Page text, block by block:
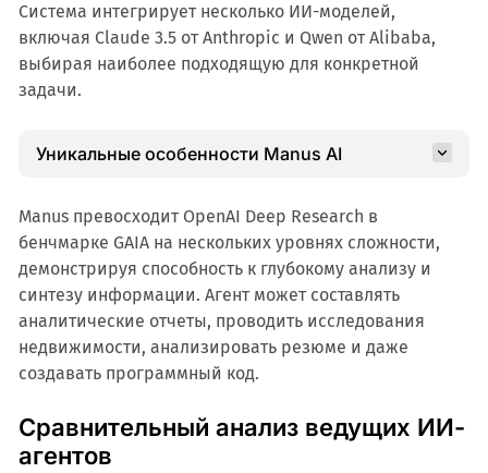
Система интегрирует несколько ИИ-моделей,
включая Claude 3.5 от Anthropic и Qwen от Alibaba,
выбирая наиболее подходящую для конкретной
задачи.
Уникальные особенности Manus AI
Manus превосходит OpenAI Deep Research в
бенчмарке GAIA на нескольких уровнях сложности,
демонстрируя способность к глубокому анализу и
синтезу информации. Агент может составлять
аналитические отчеты, проводить исследования
недвижимости, анализировать резюме и даже
создавать программный код.
Сравнительный анализ ведущих ИИ-
агентов